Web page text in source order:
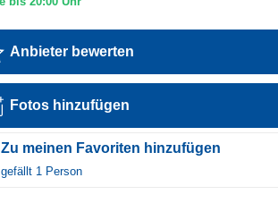
Anbieter bewerten
Fotos hinzufügen
Zu meinen Favoriten hinzufügen
gefällt 1 Person